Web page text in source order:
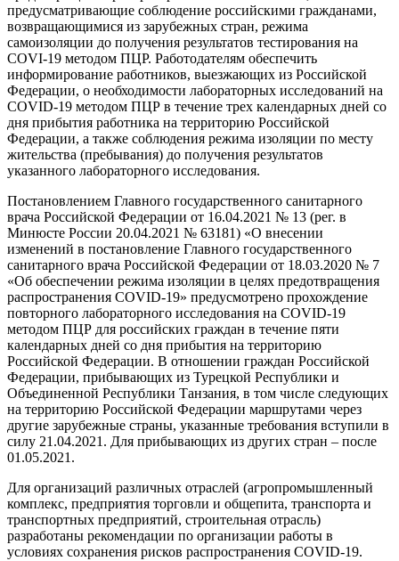
предусматривающие соблюдение российскими гражданами,
возвращающимися из зарубежных стран, режима
самоизоляции до получения результатов тестирования на
COVI-19 методом ПЦР. Работодателям обеспечить
информирование работников, выезжающих из Российской
Федерации, о необходимости лабораторных исследований на
COVID-19 методом ПЦР в течение трех календарных дней со
дня прибытия работника на территорию Российской
Федерации, а также соблюдения режима изоляции по месту
жительства (пребывания) до получения результатов
указанного лабораторного исследования.
Постановлением Главного государственного санитарного
врача Российской Федерации от 16.04.2021 № 13 (рег. в
Минюсте России 20.04.2021 № 63181) «О внесении
изменений в постановление Главного государственного
санитарного врача Российской Федерации от 18.03.2020 № 7
«Об обеспечении режима изоляции в целях предотвращения
распространения COVID-19» предусмотрено прохождение
повторного лабораторного исследования на COVID-19
методом ПЦР для российских граждан в течение пяти
календарных дней со дня прибытия на территорию
Российской Федерации. В отношении граждан Российской
Федерации, прибывающих из Турецкой Республики и
Объединенной Республики Танзания, в том числе следующих
на территорию Российской Федерации маршрутами через
другие зарубежные страны, указанные требования вступили в
силу 21.04.2021. Для прибывающих из других стран – после
01.05.2021.
Для организаций различных отраслей (агропромышленный
комплекс, предприятия торговли и общепита, транспорта и
транспортных предприятий, строительная отрасль)
разработаны рекомендации по организации работы в
условиях сохранения рисков распространения COVID-19.